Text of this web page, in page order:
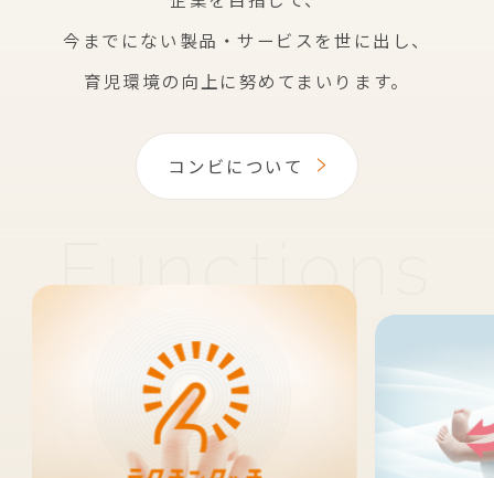
今までにない製品・サービスを世に出し、
育児環境の向上に努めてまいります。
コンビについて